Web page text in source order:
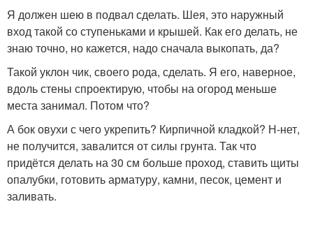
Я должен шею в подвал сделать. Шея, это наружный
вход такой со ступеньками и крышей. Как его делать, не
знаю точно, но кажется, надо сначала выкопать, да?
Такой уклон чик, своего рода, сделать. Я его, наверное,
вдоль стены спроектирую, чтобы на огород меньше
места занимал. Потом что?
А бок овухи с чего укрепить? Кирпичной кладкой? Н-нет,
не получится, завалится от силы грунта. Так что
придётся делать на 30 см больше проход, ставить щиты
опалубки, готовить арматуру, камни, песок, цемент и
заливать.